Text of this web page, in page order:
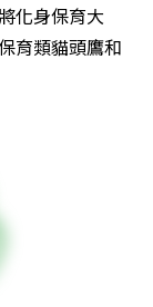
化身保育大
育類貓頭鷹和